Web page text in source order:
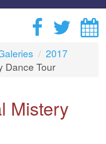
2017
Dance Tour
Mistery